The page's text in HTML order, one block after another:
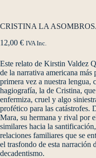
CRISTINA LA
12,00 € IVA Inc.
Este relato de Kirstin Valdez
de la narrativa americana
primera vez a nuestra lengua,
hagiografía, la de Cristina,
enfermiza, cruel y algo
profético para las catástrofes.
Mara, su hermana y rival por
similares hacia la
relaciones familiares que se
el trasfondo de esta narración
decadentismo.